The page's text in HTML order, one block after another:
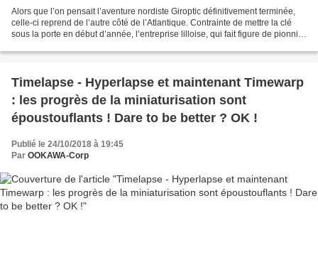
Alors que l’on pensait l’aventure nordiste Giroptic définitivement terminée,
celle-ci reprend de l’autre côté de l’Atlantique. Contrainte de mettre la clé
sous la porte en début d’année, l’entreprise lilloise, qui fait figure de pionnier
Timelapse - Hyperlapse et maintenant Timewarp
: les progrès de la miniaturisation sont
époustouflants ! Dare to be better ? OK !
Publié le 24/10/2018 à 19:45
Par OOKAWA-Corp